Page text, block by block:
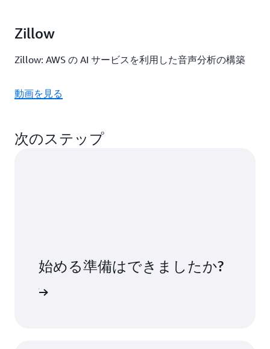
Zillow
Zillow: AWS の AI サービスを利用した音声分析の構築
動画を見る
次のステップ
始める準備はできましたか?